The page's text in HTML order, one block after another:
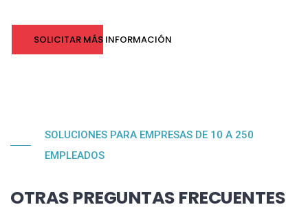
SOLICITAR MÁS INFORMACIÓN
SOLUCIONES PARA EMPRESAS DE 10 A 250
EMPLEADOS
OTRAS PREGUNTAS FRECUENTES